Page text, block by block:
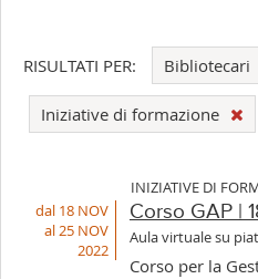
RISULTATI PER: Bibliotecari
Iniziative di formazione
INIZIATIVE DI
dal 18 NOV
al 25 NOV
2022
Corso GAP |
Aula virtuale su
Corso per la